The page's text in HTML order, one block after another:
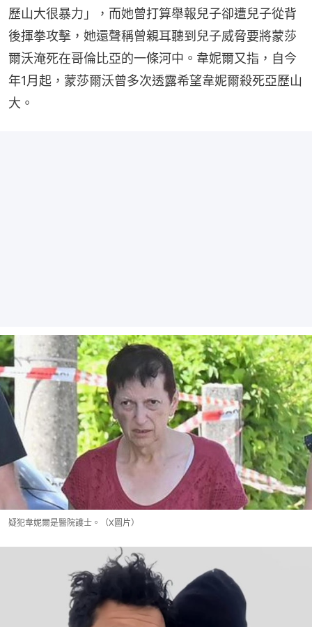
歷山大很暴力」，而她曾打算舉報兒子卻遭兒子從背
後揮拳攻擊，她還聲稱曾親耳聽到兒子威脅要將蒙莎
爾沃淹死在哥倫比亞的一條河中。韋妮爾又指，自今
年1月起，蒙莎爾沃曾多次透露希望韋妮爾殺死亞歷山
大。
疑犯韋妮爾是醫院護士。（X圖片）